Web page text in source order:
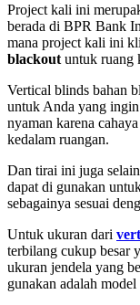
Project kali ini
berada di BPR Bank
mana project kali ini
blackout untuk ruang
Vertical blinds bahan
untuk Anda yang ingin
nyaman karena
kedalam ruangan.
Dan tirai ini juga
dapat di gunakan
sebagainya sesuai
Untuk ukuran dari
terbilang cukup besar
ukuran jendela yang
gunakan adalah